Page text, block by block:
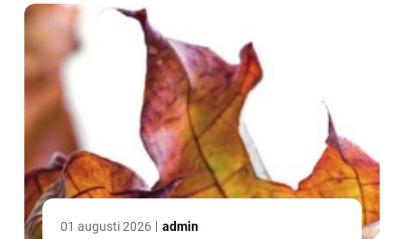
tillve...
01 augusti 2026 admin